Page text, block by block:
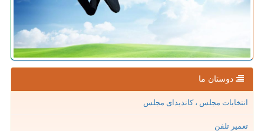
دوستان ما
انتخابات مجلس ، کاندیدای مجلس
تعمیر تلفن